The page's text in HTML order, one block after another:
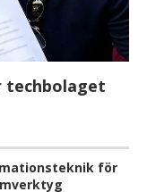
techbolaget
för